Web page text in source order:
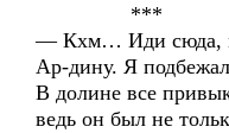
***
— Кхм… Иди сюда,
Ар-дину. Я
В долине все
ведь он был не